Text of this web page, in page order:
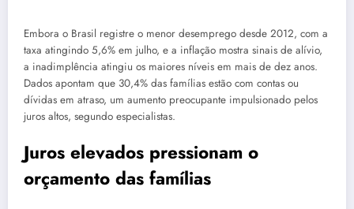
Embora o Brasil registre o menor desemprego desde 2012, com a
taxa atingindo 5,6% em julho, e a inflação mostra sinais de alívio,
a inadimplência atingiu os maiores níveis em mais de dez anos.
Dados apontam que 30,4% das famílias estão com contas ou
dívidas em atraso, um aumento preocupante impulsionado pelos
juros altos, segundo especialistas.
Juros elevados pressionam o
orçamento das famílias